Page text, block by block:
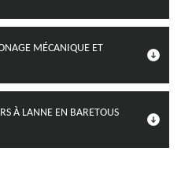
MÉCANIQUE ET
À LANNE EN BARETOUS